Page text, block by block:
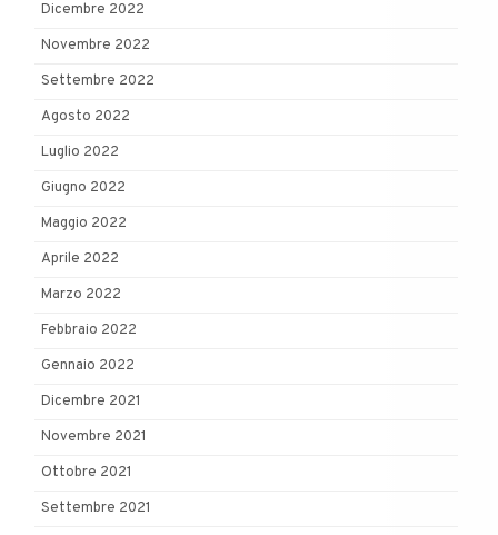
Dicembre 2022
Novembre 2022
Settembre 2022
Agosto 2022
Luglio 2022
Giugno 2022
Maggio 2022
Aprile 2022
Marzo 2022
Febbraio 2022
Gennaio 2022
Dicembre 2021
Novembre 2021
Ottobre 2021
Settembre 2021